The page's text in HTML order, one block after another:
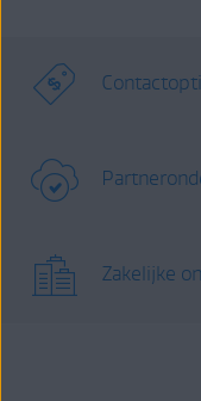
Zakelijke